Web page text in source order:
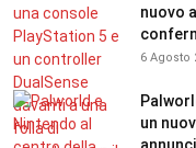
nuovo
6 Agosto
un